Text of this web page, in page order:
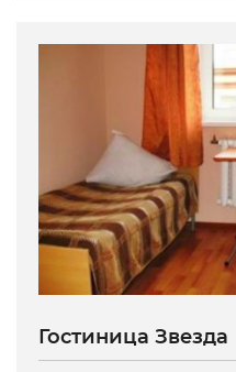
Гостиница Звезда